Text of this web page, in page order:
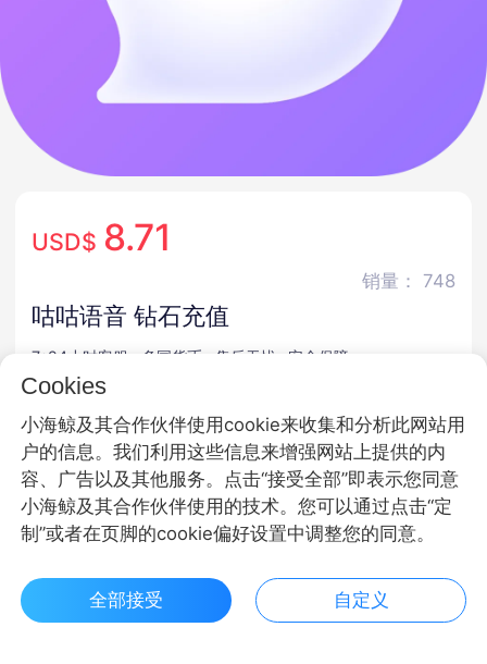
USD$ 8.71
销量： 748
咕咕语音 钻石充值
7*24小时客服 多国货币 售后无忧 安全保障
商品规格
钻石
商品面额
5000钻 10000钻 20000钻
$ 8.71立即购买
Cookies
小海鲸及其合作伙伴使用cookie来收集和分析此网站用
户的信息。我们利用这些信息来增强网站上提供的内
容、广告以及其他服务。点击“接受全部”即表示您同意
小海鲸及其合作伙伴使用的技术。您可以通过点击“定
制”或者在页脚的cookie偏好设置中调整您的同意。
全部接受 自定义